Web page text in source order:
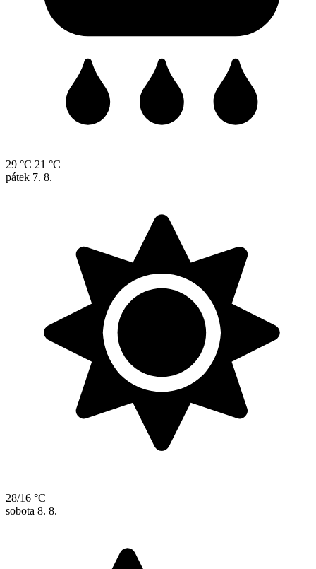
29 °C 21 °C
pátek 7. 8.
28/16 °C
sobota 8. 8.